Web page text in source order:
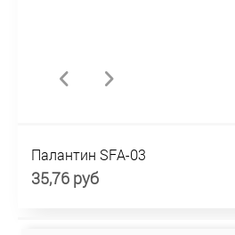
Палантин SFA-03
35,76 руб